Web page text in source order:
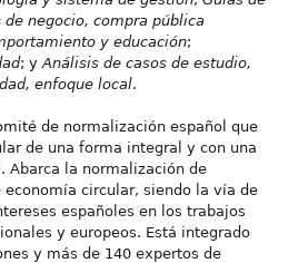
negocio, compra pública
y educación;
; yAnálisis de casos de estudio,
enfoque local.
de normalización español que
de una forma integral y con una
Abarca la normalización de
circular, siendo la vía de
españoles en los trabajos
y europeos. Está integrado
y más de 140 expertos de